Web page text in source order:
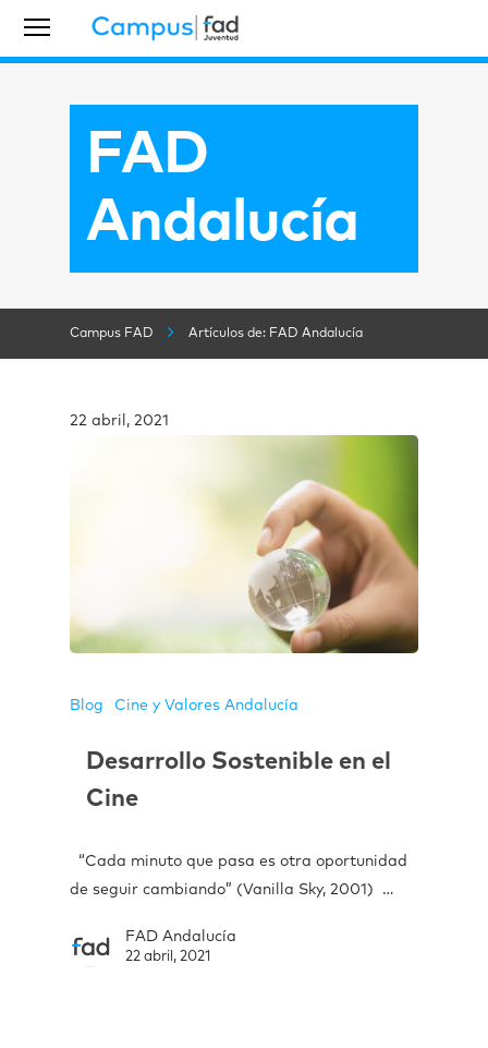
FAD
Andalucía
Campus FAD Artículos de: FAD Andalucía
22 abril, 2021
Blog Cine y Valores Andalucía
Desarrollo Sostenible en el
Cine
“Cada minuto que pasa es otra oportunidad
de seguir cambiando” (Vanilla Sky, 2001) …
FAD Andalucía
22 abril, 2021